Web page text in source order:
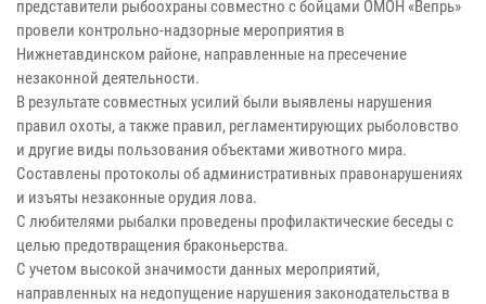
представители рыбоохраны совместно с бойцами ОМОН «Вепрь»
провели контрольно-надзорные мероприятия в
Нижнетавдинском районе, направленные на пресечение
незаконной деятельности.
В результате совместных усилий были выявлены нарушения
правил охоты, а также правил, регламентирующих рыболовство
и другие виды пользования объектами животного мира.
Составлены протоколы об административных правонарушениях
и изъяты незаконные орудия лова.
С любителями рыбалки проведены профилактические беседы с
целью предотвращения браконьерства.
С учетом высокой значимости данных мероприятий,
направленных на недопущение нарушения законодательства в